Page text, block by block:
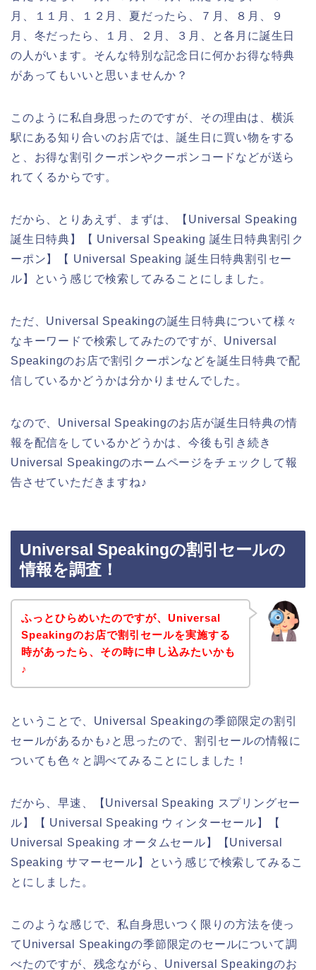
月、１１月、１２月、夏だったら、７月、８月、９
月、冬だったら、１月、２月、３月、と各月に誕生日
の人がいます。そんな特別な記念日に何かお得な特典
があってもいいと思いませんか？
このように私自身思ったのですが、その理由は、横浜
駅にある知り合いのお店では、誕生日に買い物をする
と、お得な割引クーポンやクーポンコードなどが送ら
れてくるからです。
だから、とりあえず、まずは、【Universal Speaking
誕生日特典】【 Universal Speaking 誕生日特典割引ク
ーポン】【 Universal Speaking 誕生日特典割引セー
ル】という感じで検索してみることにしました。
ただ、Universal Speakingの誕生日特典について様々
なキーワードで検索してみたのですが、Universal
Speakingのお店で割引クーポンなどを誕生日特典で配
信しているかどうかは分かりませんでした。
なので、Universal Speakingのお店が誕生日特典の情
報を配信をしているかどうかは、今後も引き続き
Universal Speakingのホームページをチェックして報
告させていただきますね♪
Universal Speakingの割引セールの
情報を調査！
ふっとひらめいたのですが、Universal
Speakingのお店で割引セールを実施する
時があったら、その時に申し込みたいかも
♪
ということで、Universal Speakingの季節限定の割引
セールがあるかも♪と思ったので、割引セールの情報に
ついても色々と調べてみることにしました！
だから、早速、【Universal Speaking スプリングセー
ル】【 Universal Speaking ウィンターセール】【
Universal Speaking オータムセール】【Universal
Speaking サマーセール】という感じで検索してみるこ
とにしました。
このような感じで、私自身思いつく限りの方法を使っ
てUniversal Speakingの季節限定のセールについて調
べたのですが、残念ながら、Universal Speakingのお